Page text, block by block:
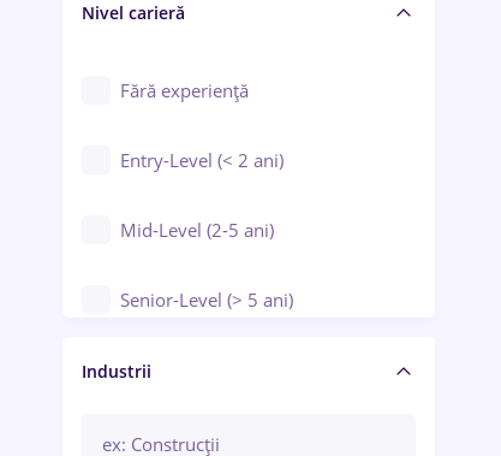
Educație / Training / Arte
Nivel carieră
Fără experiență
Entry-Level (< 2 ani)
Mid-Level (2-5 ani)
Senior-Level (> 5 ani)
Manager / Executiv
Industrii